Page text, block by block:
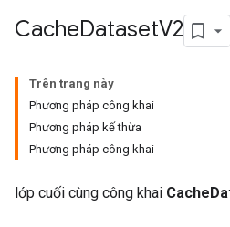
CacheDatasetV2
Trên trang này
Phương pháp công khai
Phương pháp kế thừa
Phương pháp công khai
lớp cuối cùng công khai